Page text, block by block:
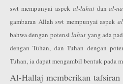
swt mempunyai aspek al-lahutdan al-
gambaran Allah swt mempunyai aspek
bahwa dengan potensilahut yang ada
dengan Tuhan, dan Tuhan dengan
Tuhan, ia dapat mengambil bentuk pada
Al-Hallaj memberikan